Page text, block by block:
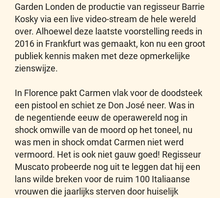
Garden Londen de productie van regisseur Barrie
Kosky via een live video-stream de hele wereld
over. Alhoewel deze laatste voorstelling reeds in
2016 in Frankfurt was gemaakt, kon nu een groot
publiek kennis maken met deze opmerkelijke
zienswijze.
In Florence pakt Carmen vlak voor de doodsteek
een pistool en schiet ze Don José neer. Was in
de negentiende eeuw de operawereld nog in
shock omwille van de moord op het toneel, nu
was men in shock omdat Carmen niet werd
vermoord. Het is ook niet gauw goed! Regisseur
Muscato probeerde nog uit te leggen dat hij een
lans wilde breken voor de ruim 100 Italiaanse
vrouwen die jaarlijks sterven door huiselijk